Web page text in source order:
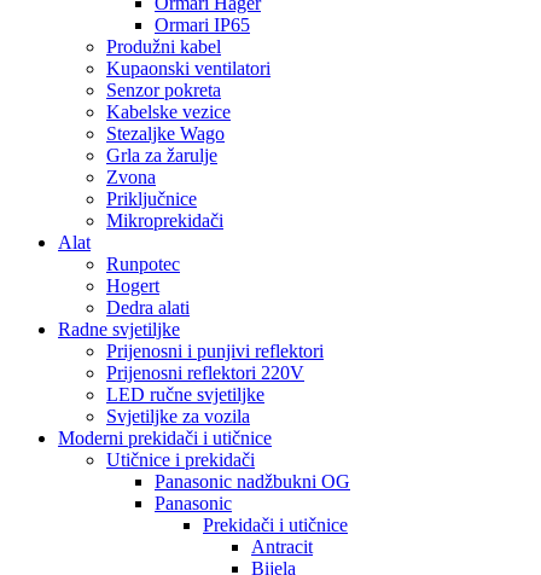
Ormari IP65
Produžni kabel
Kupaonski ventilatori
Senzor pokreta
Kabelske vezice
Stezaljke Wago
Grla za žarulje
Zvona
Priključnice
Mikroprekidači
Alat
Runpotec
Hogert
Dedra alati
Radne svjetiljke
Prijenosni i punjivi reflektori
Prijenosni reflektori 220V
LED ručne svjetiljke
Svjetiljke za vozila
Moderni prekidači i utičnice
Utičnice i prekidači
Panasonic nadžbukni OG
Panasonic
Prekidači i utičnice
Antracit
Bijela